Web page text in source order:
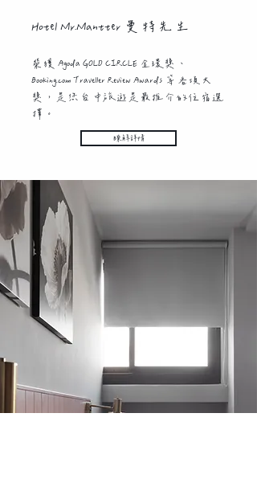
Hotel Mr.Mantter 曼特先生
榮獲 Agoda GOLD CIRCLE 金環獎、
Booking.com Traveller Review Awards 等各項大
獎，是您台中旅遊是最推介的住宿選
擇。
瞭解詳情